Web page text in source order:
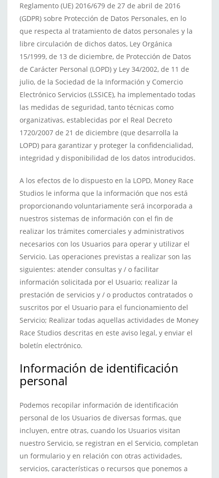
Reglamento (UE) 2016/679 de 27 de abril de 2016
(GDPR) sobre Protección de Datos Personales, en lo
que respecta al tratamiento de datos personales y la
libre circulación de dichos datos, Ley Orgánica
15/1999, de 13 de diciembre, de Protección de Datos
de Carácter Personal (LOPD) y Ley 34/2002, de 11 de
julio, de la Sociedad de la Información y Comercio
Electrónico Servicios (LSSICE), ha implementado todas
las medidas de seguridad, tanto técnicas como
organizativas, establecidas por el Real Decreto
1720/2007 de 21 de diciembre (que desarrolla la
LOPD) para garantizar y proteger la confidencialidad,
integridad y disponibilidad de los datos introducidos.
A los efectos de lo dispuesto en la LOPD, Money Race
Studios le informa que la información que nos está
proporcionando voluntariamente será incorporada a
nuestros sistemas de información con el fin de
realizar los trámites comerciales y administrativos
necesarios con los Usuarios para operar y utilizar el
Servicio. Las operaciones previstas a realizar son las
siguientes: atender consultas y / o facilitar
información solicitada por el Usuario; realizar la
prestación de servicios y / o productos contratados o
suscritos por el Usuario para el funcionamiento del
Servicio; Realizar todas aquellas actividades de Money
Race Studios descritas en este aviso legal, y enviar el
boletín electrónico.
Información de identificación
personal
Podemos recopilar información de identificación
personal de los Usuarios de diversas formas, que
incluyen, entre otras, cuando los Usuarios visitan
nuestro Servicio, se registran en el Servicio, completan
un formulario y en relación con otras actividades,
servicios, características o recursos que ponemos a